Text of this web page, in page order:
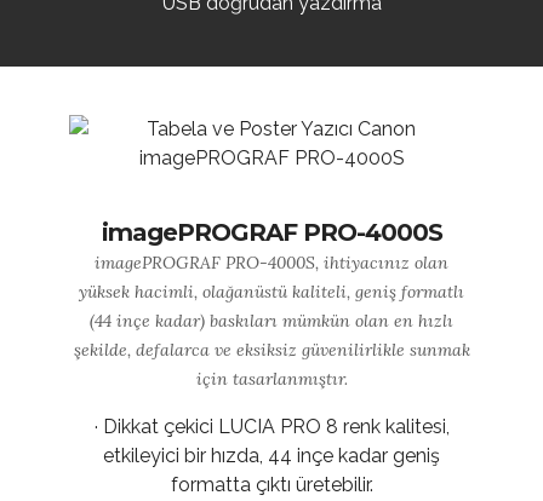
imagePROGRAF PRO-4000S
imagePROGRAF PRO-4000S, ihtiyacınız olan
yüksek hacimli, olağanüstü kaliteli, geniş formatlı
(44 inçe kadar) baskıları mümkün olan en hızlı
şekilde, defalarca ve eksiksiz güvenilirlikle sunmak
için tasarlanmıştır.
· Dikkat çekici LUCIA PRO 8 renk kalitesi,
etkileyici bir hızda, 44 inçe kadar geniş
formatta çıktı üretebilir.